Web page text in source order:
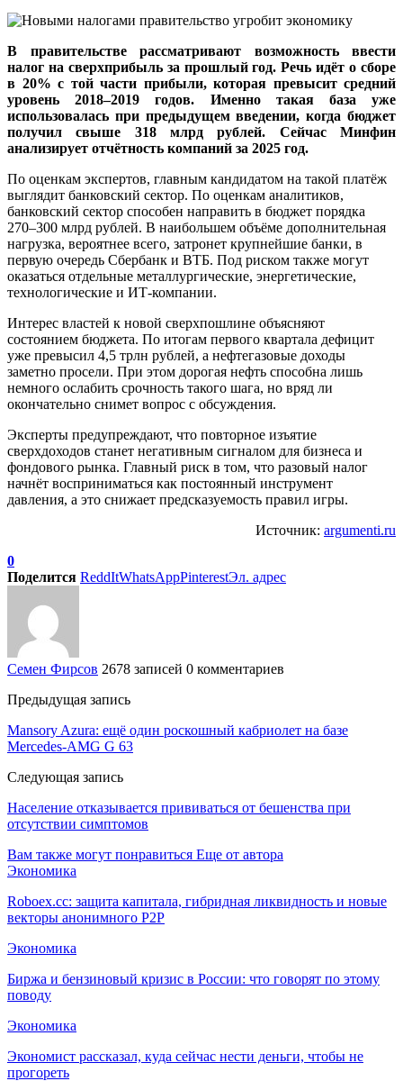
В правительстве рассматривают возможность ввести
налог на сверхприбыль за прошлый год. Речь идёт о сборе
в 20% с той части прибыли, которая превысит средний
уровень 2018–2019 годов. Именно такая база уже
использовалась при предыдущем введении, когда бюджет
получил свыше 318 млрд рублей. Сейчас Минфин
анализирует отчётность компаний за 2025 год.
По оценкам экспертов, главным кандидатом на такой платёж
выглядит банковский сектор. По оценкам аналитиков,
банковский сектор способен направить в бюджет порядка
270–300 млрд рублей. В наибольшем объёме дополнительная
нагрузка, вероятнее всего, затронет крупнейшие банки, в
первую очередь Сбербанк и ВТБ. Под риском также могут
оказаться отдельные металлургические, энергетические,
технологические и ИТ-компании.
Интерес властей к новой сверхпошлине объясняют
состоянием бюджета. По итогам первого квартала дефицит
уже превысил 4,5 трлн рублей, а нефтегазовые доходы
заметно просели. При этом дорогая нефть способна лишь
немного ослабить срочность такого шага, но вряд ли
окончательно снимет вопрос с обсуждения.
Эксперты предупреждают, что повторное изъятие
сверхдоходов станет негативным сигналом для бизнеса и
фондового рынка. Главный риск в том, что разовый налог
начнёт восприниматься как постоянный инструмент
давления, а это снижает предсказуемость правил игры.
Источник: argumenti.ru
0
Поделится ReddItWhatsAppPinterestЭл. адрес
Семен Фирсов 2678 записей 0 комментариев
Предыдущая запись
Mansory Azura: ещё один роскошный кабриолет на базе
Mercedes-AMG G 63
Следующая запись
Население отказывается прививаться от бешенства при
отсутствии симптомов
Вам также могут понравиться Еще от автора
Экономика
Roboex.cc: защита капитала, гибридная ликвидность и новые
векторы анонимного P2P
Экономика
Биржа и бензиновый кризис в России: что говорят по этому
поводу
Экономика
Экономист рассказал, куда сейчас нести деньги, чтобы не
прогореть